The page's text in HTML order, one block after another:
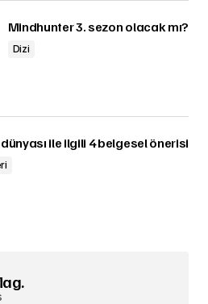
Mindhunter 3. sezon olacak mı?
Dizi
ile ilgili 4 belgesel önerisi